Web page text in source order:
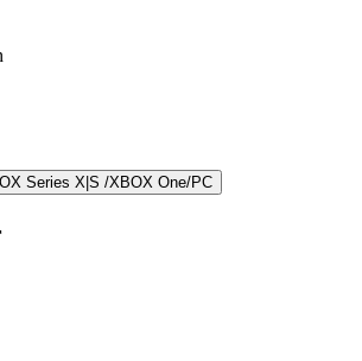
Series X|S /XBOX One/PC